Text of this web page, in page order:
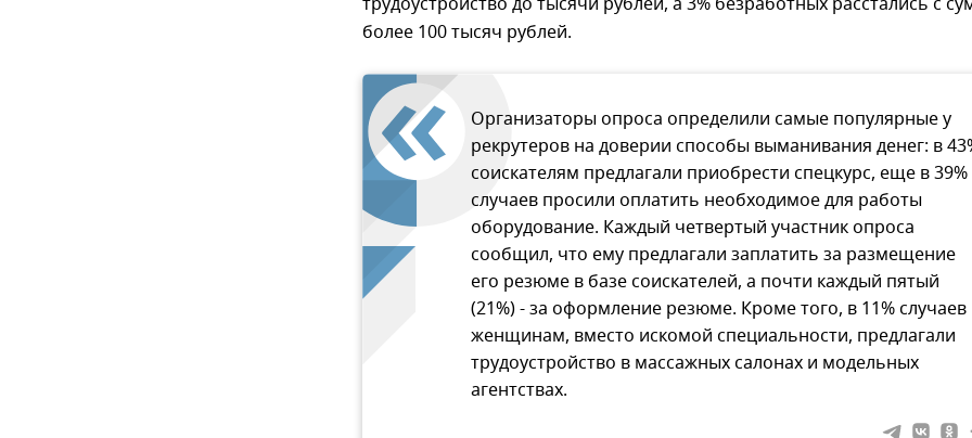
более 100 тысяч рублей.
Организаторы опроса определили самые популярные у
рекрутеров на доверии способы выманивания денег: в
соискателям предлагали приобрести спецкурс, еще в 39%
случаев просили оплатить необходимое для работы
оборудование. Каждый четвертый участник опроса
сообщил, что ему предлагали заплатить за размещение
его резюме в базе соискателей, а почти каждый пятый
(21%) - за оформление резюме. Кроме того, в 11% случаев
женщинам, вместо искомой специальности, предлагали
трудоустройство в массажных салонах и модельных
агентствах.